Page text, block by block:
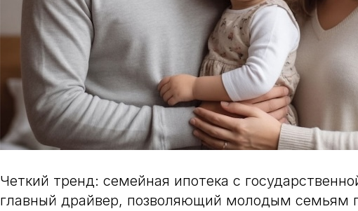
Четкий тренд: семейная ипотека с
главный драйвер, позволяющий молодым семьям